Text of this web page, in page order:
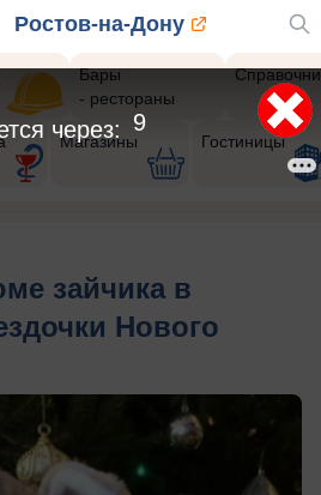
Ростов-на-Дону
Бары
- рестораны
Магазины Гостиницы
зайчика в
Нового
9
через: